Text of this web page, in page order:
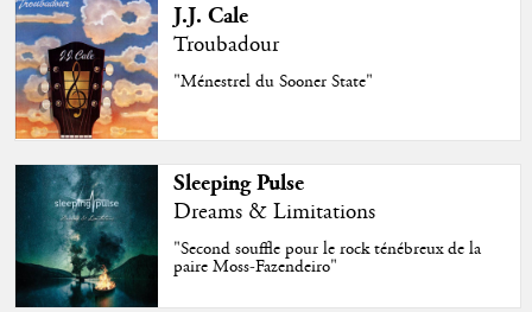
J.J. Cale
Troubadour
"Ménestrel du Sooner State"
Sleeping Pulse
Dreams & Limitations
"Second souffle pour le rock ténébreux de la
paire Moss-Fazendeiro"